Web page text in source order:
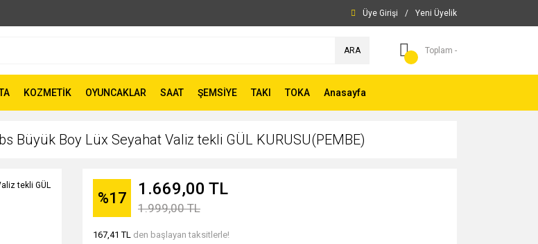
Üye Girişi / Yeni Üyelik
ARA Toplam -
KOZMETİK OYUNCAKLAR SAAT ŞEMSİYE TAKI TOKA Anasayfa
Büyük Boy Lüx Seyahat Valiz tekli GÜL KURUSU(PEMBE)
%17 1.669,00 TL
1.999,00 TL
167,41 TL den başlayan taksitlerle!